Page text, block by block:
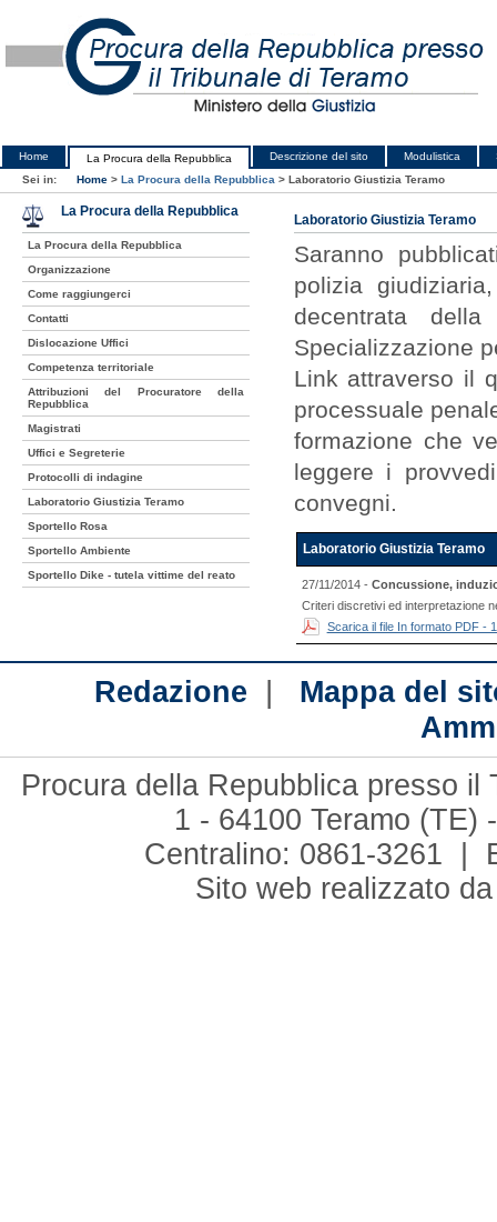
Home La Procura della Repubblica Descrizione del sito Modulistica
Sei in:
Home > La Procura della Repubblica > Laboratorio Giustizia Teramo
Laboratorio Giustizia Teramo
Saranno
polizia
decentrata
Specializzazione
Link attraverso il
processuale
formazione che
leggere i
convegni.
Laboratorio Giustizia Teramo
27/11/2014 - Concussione,
Criteri discretivi ed interpretazione
Scarica il file In formato PDF -
La Procura della Repubblica
La Procura della Repubblica
Organizzazione
Come raggiungerci
Contatti
Dislocazione Uffici
Competenza territoriale
Attribuzioni del Procuratore della
Repubblica
Magistrati
Uffici e Segreterie
Protocolli di indagine
Laboratorio Giustizia Teramo
Sportello Rosa
Sportello Ambiente
Sportello Dike - tutela vittime del reato
Redazione | Mappa del
Procura della Repubblica presso il
1 - 64100 Teramo
Centralino: 0861-3261 |
Sito web realizzato